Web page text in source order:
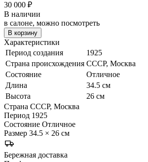
30 000 ₽
В наличии
в салоне, можно посмотреть
В корзину
Характеристики
Период создания
1925
Страна происхождения СССР, Москва
Состояние
Отличное
Длина
34.5 см
Высота
26 см
Страна СССР, Москва
Период 1925
Состояние Отличное
Размер 34.5 × 26 см
Бережная доставка